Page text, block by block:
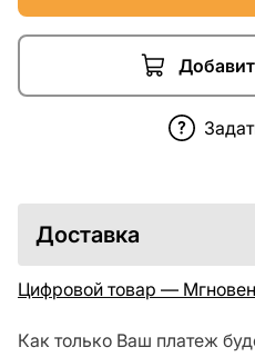
Доставка
Цифровой товар —
Как только Ваш платеж